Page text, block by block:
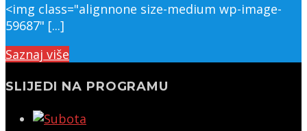
<img class="alignnone size-medium wp-image-
59687" [...]
Saznaj više
SLIJEDI NA PROGRAMU